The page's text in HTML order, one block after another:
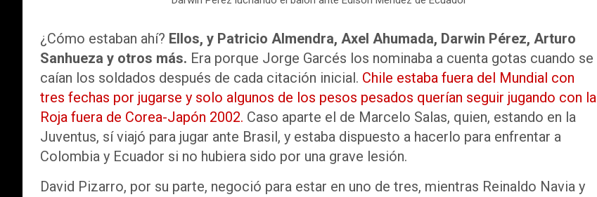
¿Cómo estaban ahí? Ellos, y Patricio Almendra, Axel Ahumada, Darwin Pérez, Arturo
Sanhueza y otros más. Era porque Jorge Garcés los nominaba a cuenta gotas cuando se
caían los soldados después de cada citación inicial. Chile estaba fuera del Mundial con
tres fechas por jugarse y solo algunos de los pesos pesados querían seguir jugando con la
Roja fuera de Corea-Japón 2002. Caso aparte el de Marcelo Salas, quien, estando en la
Juventus, sí viajó para jugar ante Brasil, y estaba dispuesto a hacerlo para enfrentar a
Colombia y Ecuador si no hubiera sido por una grave lesión.
David Pizarro, por su parte, negoció para estar en uno de tres, mientras Reinaldo Navia y